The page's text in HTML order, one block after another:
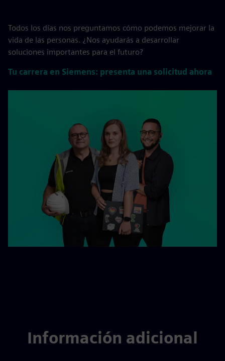
Todos los días nos preguntamos cómo podemos mejorar la
vida de las personas. ¿Nos ayudarás a desarrollar
soluciones importantes para el futuro?
Tu carrera en Siemens: presenta una solicitud ahora
Información adicional